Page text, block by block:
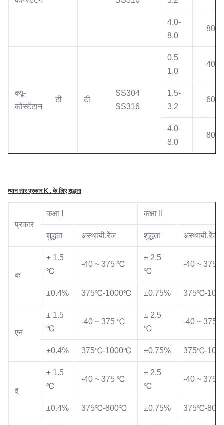
4.0-
8.0
800
क्यू-
कोंस्टेंटान
टी टी
SS304
SS316
0.5-
1.0
400
1.5-
3.2
600
4.0-
8.0
800
म्यान तार प्रकार K . के लिए शुद्धता
प्रकार
कक्षा I कक्षा II
शुद्धता अस्थायी.रेंज शुद्धता अस्थायी.रेंज
क
± 1.5
℃
-40 ~ 375 ℃
± 2.5
℃
-40 ~ 375
±0.4% 375℃-1000℃ ±0.75% 375℃-
एन
± 1.5
℃
-40 ~ 375 ℃
± 2.5
℃
-40 ~ 375
±0.4% 375℃-1000℃ ±0.75% 375℃-
इ
± 1.5
℃
-40 ~ 375 ℃
± 2.5
℃
-40 ~ 375
±0.4% 375℃-800℃ ±0.75% 375℃-